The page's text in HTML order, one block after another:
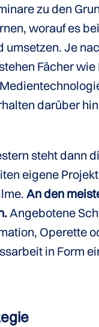
zu den
worauf es
Je
Fächer
darüber
steht dann
eigene
An den
Angebotene
Operette
in Form